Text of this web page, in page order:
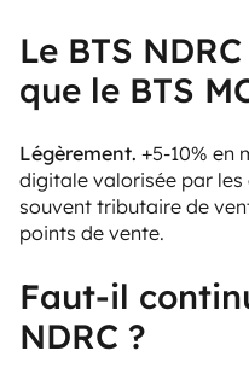
Le BTS
que le BTS
Légèrement. +5-10% en
digitale valorisée par les
souvent tributaire de
points de vente.
Faut-il
NDRC ?